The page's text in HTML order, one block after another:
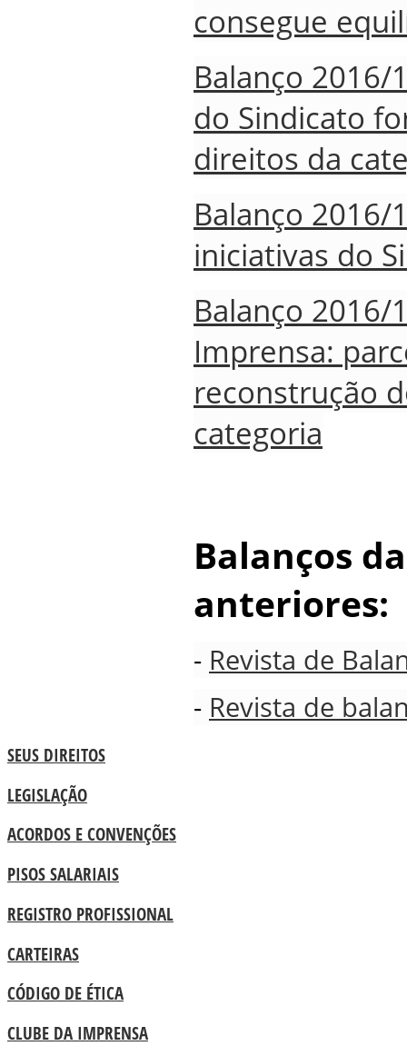
consegue
Balanço 2016/
do Sindicato
direitos da
Balanço 2016/
iniciativas do
Balanço 2016/
Imprensa:
reconstrução
categoria
Balanços
anteriores:
- Revista de
- Revista de
SEUS DIREITOS
LEGISLAÇÃO
ACORDOS E CONVENÇÕES
PISOS SALARIAIS
REGISTRO PROFISSIONAL
CARTEIRAS
CÓDIGO DE ÉTICA
CLUBE DA IMPRENSA